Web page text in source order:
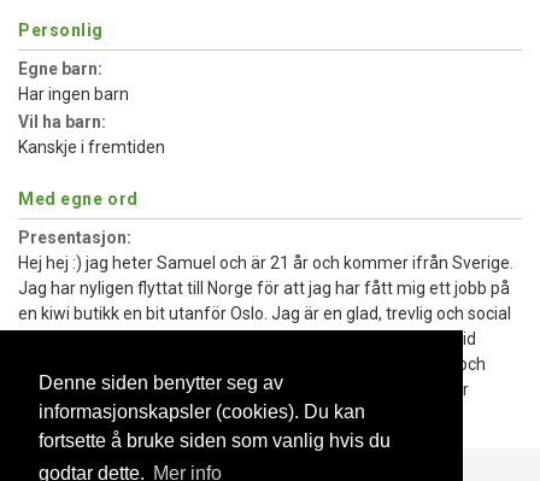
Denne siden benytter seg av
informasjonskapsler (cookies). Du kan
fortsette å bruke siden som vanlig hvis du
godtar dette. Mer info
Personlig
Egne barn:
Har ingen barn
Vil ha barn:
Kanskje i fremtiden
Med egne ord
Presentasjon:
Hej hej :) jag heter Samuel och är 21 år och kommer ifrån Sverige.
Jag har nyligen flyttat till Norge för att jag har fått mig ett jobb på
en kiwi butikk en bit utanför Oslo. Jag är en glad, trevlig och social
människa som gillar att träffa andra människor. På min fritid
tycker jag om att åka längdskidor, jag läser mycket böcker och
tycker även om att laga mat och även att äta den ;) om ni är
intresserade av att höra mer äre bara att höra av sig :)